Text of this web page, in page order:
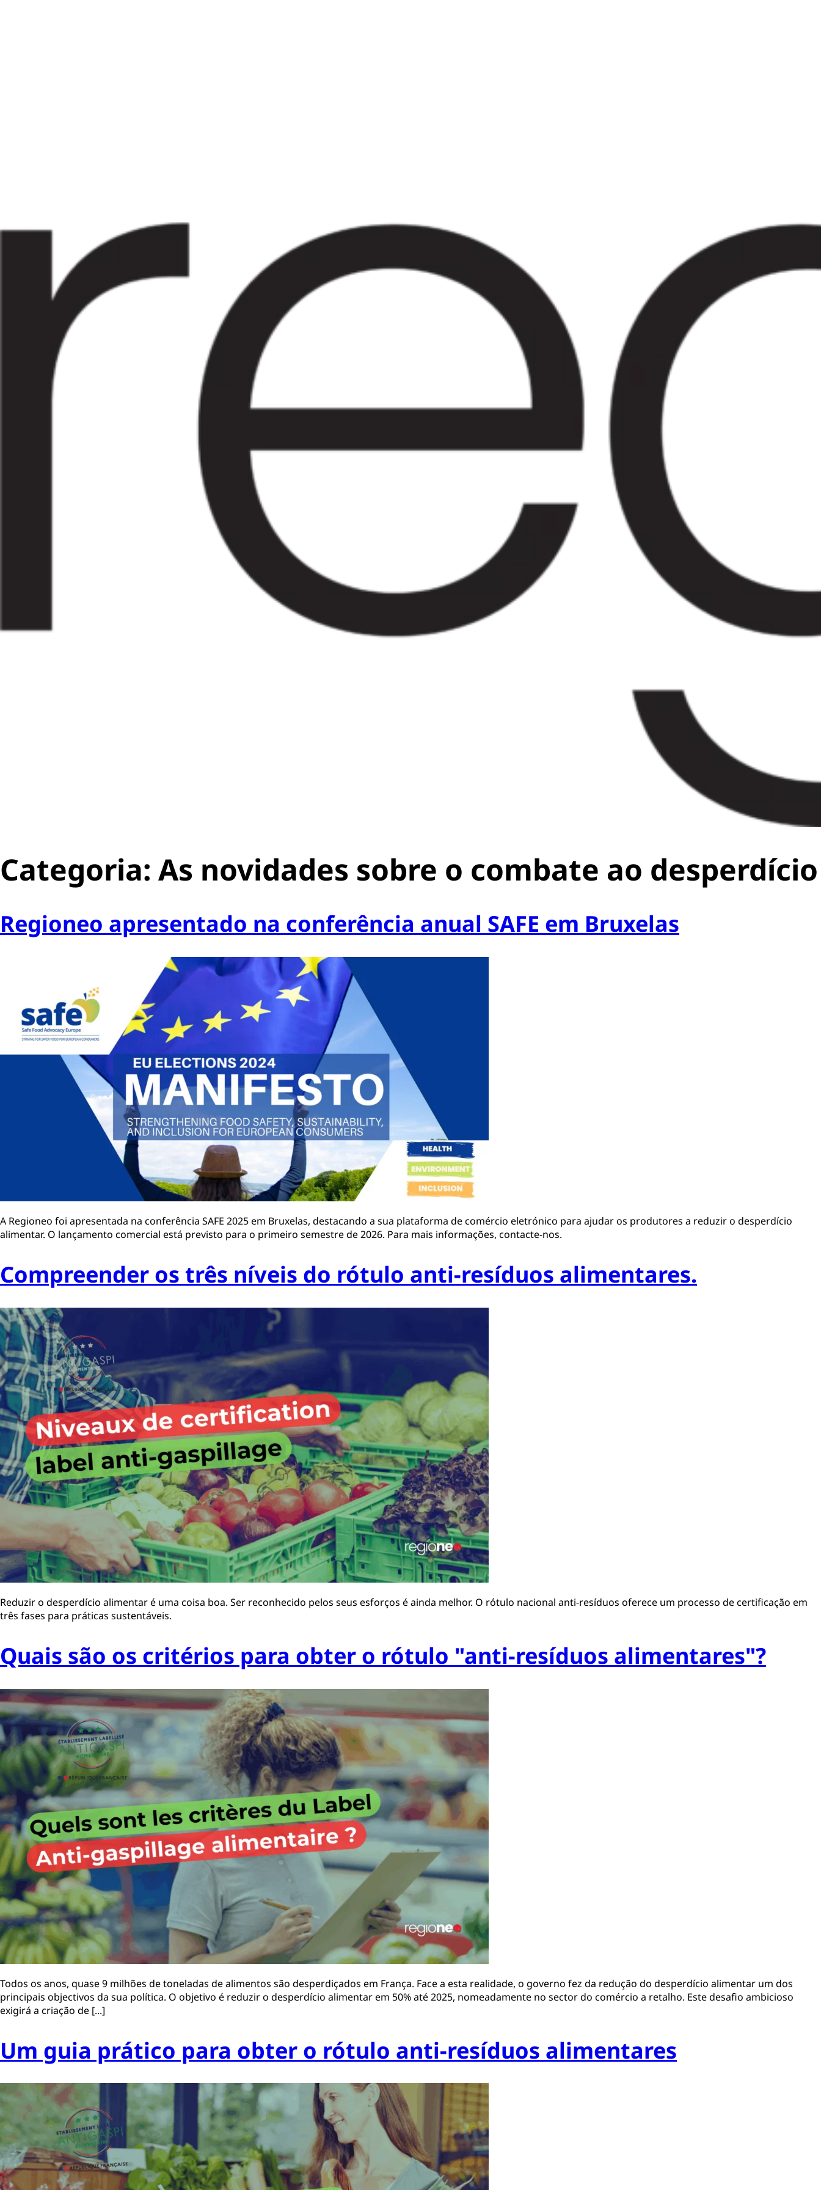
Categoria: As novidades sobre o combate ao desperdício
Regioneo apresentado na conferência anual SAFE em Bruxelas
A Regioneo foi apresentada na conferência SAFE 2025 em Bruxelas, destacando a sua plataforma de comércio eletrónico para ajudar os produtores a reduzir o desperdício
alimentar. O lançamento comercial está previsto para o primeiro semestre de 2026. Para mais informações, contacte-nos.
Compreender os três níveis do rótulo anti-resíduos alimentares.
Reduzir o desperdício alimentar é uma coisa boa. Ser reconhecido pelos seus esforços é ainda melhor. O rótulo nacional anti-resíduos oferece um processo de certificação em
três fases para práticas sustentáveis.
Quais são os critérios para obter o rótulo "anti-resíduos alimentares"?
Todos os anos, quase 9 milhões de toneladas de alimentos são desperdiçados em França. Face a esta realidade, o governo fez da redução do desperdício alimentar um dos
principais objectivos da sua política. O objetivo é reduzir o desperdício alimentar em 50% até 2025, nomeadamente no sector do comércio a retalho. Este desafio ambicioso
exigirá a criação de [...]
Um guia prático para obter o rótulo anti-resíduos alimentares